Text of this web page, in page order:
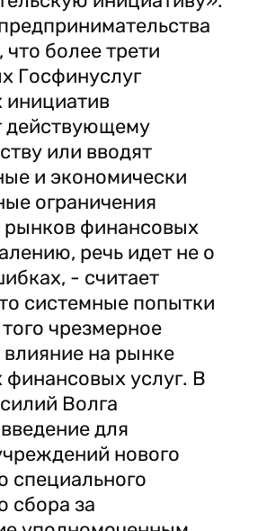
что более трети
Госфинуслуг
инициатив
действующему
или вводят
и экономически
ограничения
рынков финансовых
речь идет не о
- считает
системные попытки
чрезмерное
влияние на рынке
финансовых услуг. В
Волга
для
нового
специального
сбора за